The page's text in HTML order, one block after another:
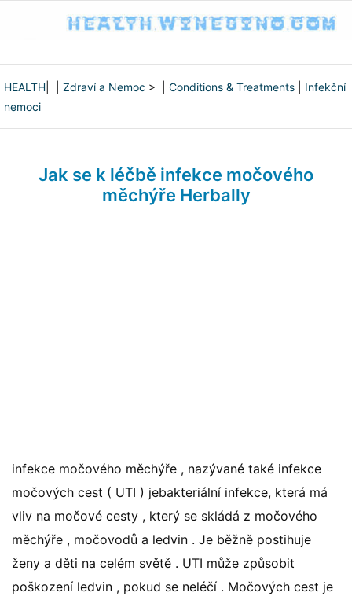
HEALTH Zdraví a Nemoc > | Conditions & Treatments
Infekční
nemoci
Jak se k léčbě infekce močového
měchýře Herbally
infekce močového měchýře , nazývané také infekce
močových cest ( UTI ) jebakteriální infekce, která má
vliv na močové cesty , který se skládá z močového
měchýře , močovodů a ledvin . Je běžně postihuje
ženy a děti na celém světě . UTI může způsobit
poškození ledvin , pokud se neléčí . Močových cest je